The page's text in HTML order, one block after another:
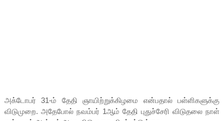
அக்டோபர் 31-ம் தேதி ஞாயிற்றுக்கிழமை என்பதால் பள்ளிகளுக்கு
விடுமுறை. அதேபோல் நவம்பர் 1ஆம் தேதி புதுச்சேரி விடுதலை நாள்